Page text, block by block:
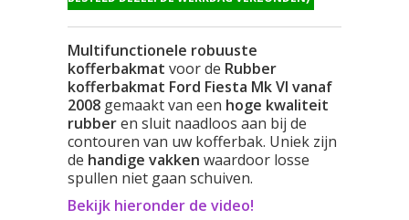
Multifunctionele robuuste
kofferbakmat voor de Rubber
kofferbakmat Ford Fiesta Mk VI vanaf
2008 gemaakt van een hoge kwaliteit
rubberen sluit naadloos aan bij de
contouren van uw kofferbak. Uniek zijn
de handige vakken waardoor losse
spullen niet gaan schuiven.
Bekijk hieronder de video!